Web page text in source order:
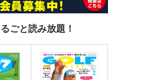
ごと読み放題！